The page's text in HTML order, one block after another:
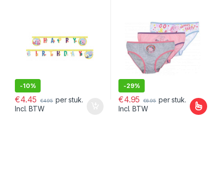
-10%
€4.45 €4.95 per stuk.
Incl. BTW
-29%
€4.95 €6.95 per stuk.
Incl. BTW
Dit product heeft meerdere